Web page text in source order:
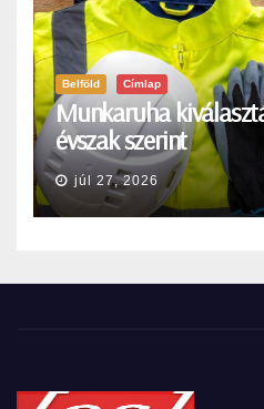
Belföld Címlap
Munkaruha
évszak szerint
júl 27, 2026